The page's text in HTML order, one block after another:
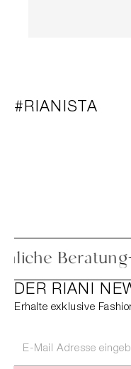
#RIANISTA
Persönliche
DER RIANI
Erhalte exklusive